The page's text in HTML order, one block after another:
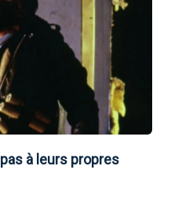
à leurs propres